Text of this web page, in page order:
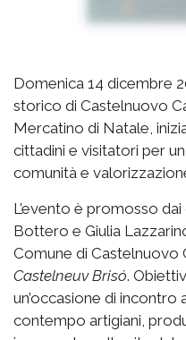
Domenica 14 dicembre
storico di Castelnuovo
Mercatino di Natale,
cittadini e visitatori per
comunità e
L’evento è promosso
Bottero e Giulia
Comune di Castelnuovo
Castelneuv Brisó.
un’occasione di
contempo artigiani,